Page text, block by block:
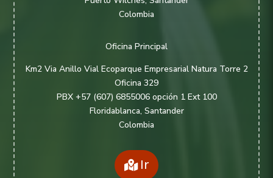
Colombia
Oficina Principal
Km2 Via Anillo Vial Ecoparque Empresarial Natura Torre 2
Oficina 329
PBX +57 (607) 6855006 opción 1 Ext 100
Floridablanca, Santander
Colombia
Ir